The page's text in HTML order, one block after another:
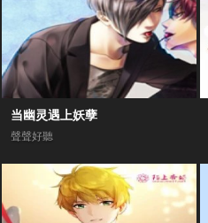
当幽灵遇上妖孽
聲聲好聽